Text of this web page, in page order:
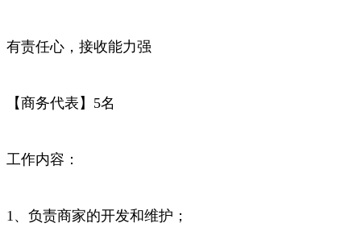
有责任心，接收能力强
【商务代表】5名
工作内容：
1、负责商家的开发和维护；